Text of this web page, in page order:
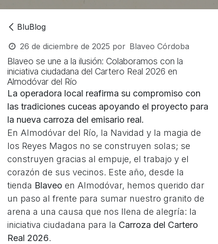
BluBlog
26 de diciembre de 2025 por Blaveo Córdoba
Blaveo se une a la ilusión: Colaboramos con la
iniciativa ciudadana del Cartero Real 2026 en
Almodóvar del Río
La operadora local reafirma su compromiso con
las tradiciones cuceas apoyando el proyecto para
la nueva carroza del emisario real.
En Almodóvar del Río, la Navidad y la magia de
los Reyes Magos no se construyen solas; se
construyen gracias al empuje, el trabajo y el
corazón de sus vecinos. Este año, desde la
tienda Blaveo en Almodóvar, hemos querido dar
un paso al frente para sumar nuestro granito de
arena a una causa que nos llena de alegría: la
iniciativa ciudadana para la Carroza del Cartero
Real 2026.